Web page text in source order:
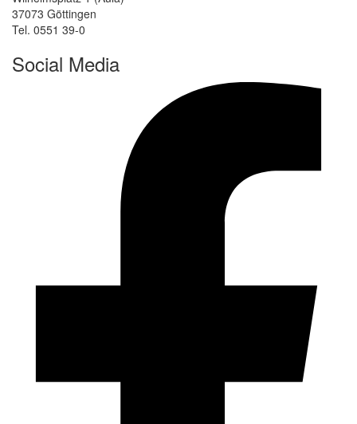
37073 Göttingen
Tel. 0551 39-0
Social Media